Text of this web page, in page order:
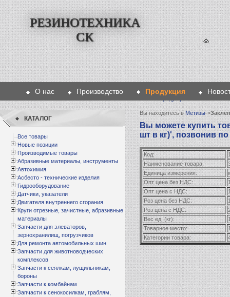
РЕЗИНОТЕХНИКА
СК
О нас Производство Продукция
КАТАЛОГ
Все товары
Новые позиции
Производимые товары
Абразивные материалы, инструменты
Автохимия
Асбесто - технические изделия
Гидрооборудование
Датчики, указатели
Двигателя внутреннего сгорания
Круги отрезные, зачистные, абразивные
материалы
Запчасти для элеваторов,
зернохранилищ, погрузчиков
Для ремонта автомобильных шин
Запчасти для животноводческих
комплексов
Запчасти к сеялкам, лущильникам,
бороны
Запчасти к комбайнам
Запчасти к сенокосилкам, граблям,
Вы находитесь вМетизы->
Вы можете купить
шт в кг)', позвонив
Код:
Наименование товара:
Единица измерения:
Опт цена без НДС:
Опт цена с НДС:
Роз цена без НДС:
Роз цена с НДС:
Вес ед. (кг):
Товарное место:
Категории товара: